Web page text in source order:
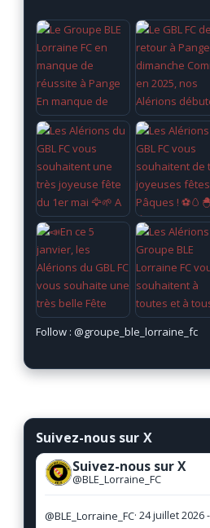
Follow : @groupe_ble_lorraine_fc
Suivez-nous sur X
Suivez-nous sur X
@BLE_Lorraine_FC
@BLE_Lorraine_FC· 24 juillet 2026